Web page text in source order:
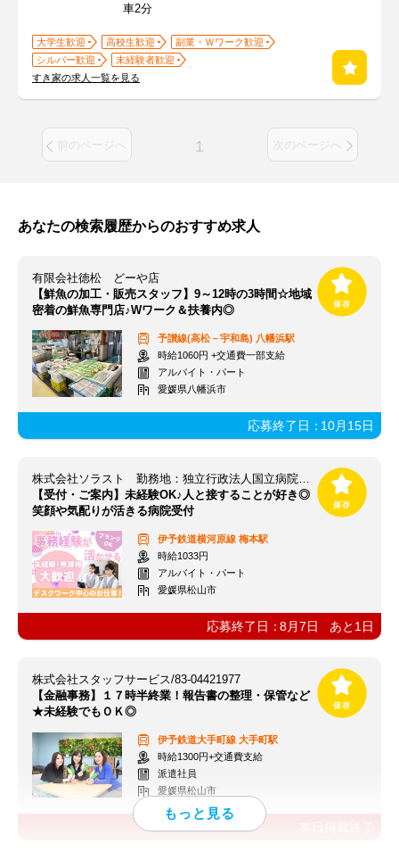
車2分
大学生歓迎 高校生歓迎
副業・Ｗワーク歓迎
シルバー歓迎
未経験者歓迎
すき家の求人一覧を見る
前のページへ 1 次のページへ
あなたの検索履歴からのおすすめ求人
有限会社徳松 どーや店
【鮮魚の加工・販売スタッフ】9～12時の3時間☆地域
密着の鮮魚専門店♪Wワーク＆扶養内◎
予讃線(高松－宇和島) 八幡浜駅
時給1060円 +交通費一部支給
アルバイト・パート
愛媛県八幡浜市
応募終了日：10月15日
株式会社ソラスト 勤務地：独立行政法人国立病院機構 四国がんセンター/3818010054-004
【受付・ご案内】未経験OK♪人と接することが好き◎
笑顔や気配りが活きる病院受付
伊予鉄道横河原線 梅本駅
時給1033円
アルバイト・パート
愛媛県松山市
応募終了日：8月7日 あと 1 日
株式会社スタッフサービス/83-04421977
【金融事務】１７時半終業！報告書の整理・保管など
★未経験でもＯＫ◎
伊予鉄道大手町線 大手町駅
時給1300円+交通費支給
派遣社員
愛媛県松山市